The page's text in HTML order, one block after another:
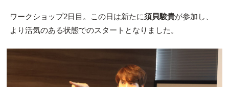
ワークショップ2日目。この日は新たに須貝駿貴が参加し、
より活気のある状態でのスタートとなりました。